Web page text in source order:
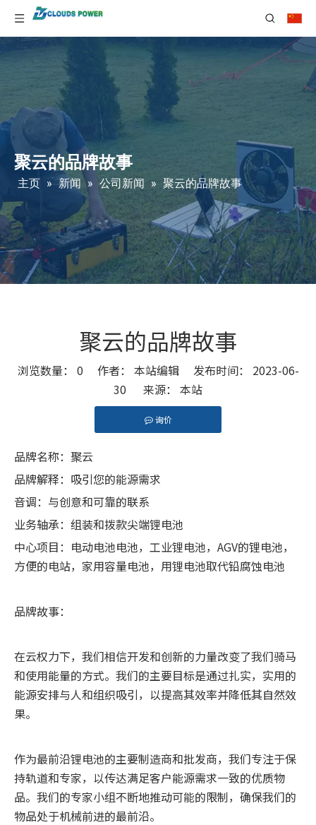
聚云的品牌故事
主页 » 新闻 » 公司新闻 » 聚云的品牌故事
聚云的品牌故事
浏览数量： 0 作者： 本站编辑 发布时间： 2023-06-
30 来源： 本站
询价
品牌名称：聚云
品牌解释：吸引您的能源需求
音调：与创意和可靠的联系
业务轴承：组装和拨款尖端锂电池
中心项目：电动电池电池，工业锂电池，AGV的锂电池，
方便的电站，家用容量电池，用锂电池取代铅腐蚀电池
品牌故事：
在云权力下，我们相信开发和创新的力量改变了我们骑马
和使用能量的方式。我们的主要目标是通过扎实，实用的
能源安排与人和组织吸引，以提高其效率并降低其自然效
果。
作为最前沿锂电池的主要制造商和批发商，我们专注于保
持轨道和专家，以传达满足客户能源需求一致的优质物
品。我们的专家小组不断地推动可能的限制，确保我们的
物品处于机械前进的最前沿。